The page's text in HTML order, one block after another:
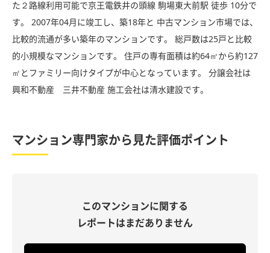
た２路線利用可能で京王電鉄井の頭線 駒場東大前駅 徒歩 10分で
す。 2007年04月に竣工し、築18年と 中古マンション市場では、
比較的流通が多い築年のマンションです。 総戸数は25戸と比較
的小規模なマンションです。 住戸の専有面積は約64㎡から約127
㎡とファミリー向けタイプが中心となっています。 分譲会社は
興和不動産 三井不動産 施工会社は清水建設です。
マンション専門家から見た評価ポイント
このマンションに関する
レポートはまだありません